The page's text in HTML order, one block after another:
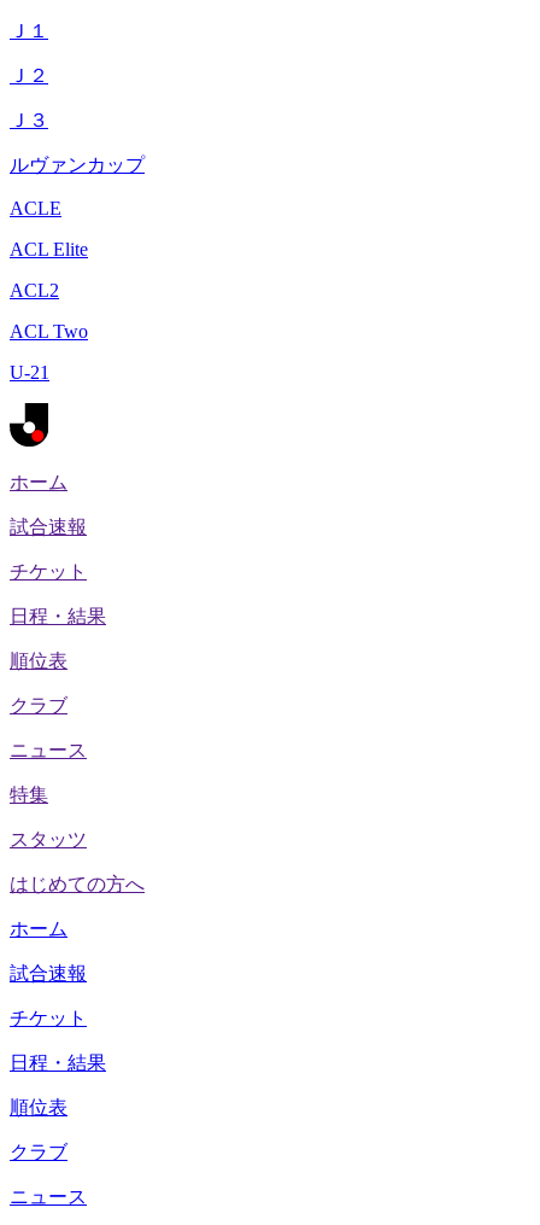
Ｊ１
Ｊ２
Ｊ３
ルヴァンカップ
ACLE
ACL Elite
ACL2
ACL Two
U-21
ホーム
試合速報
チケット
日程・結果
順位表
クラブ
ニュース
特集
スタッツ
はじめての方へ
ホーム
試合速報
チケット
日程・結果
順位表
クラブ
ニュース